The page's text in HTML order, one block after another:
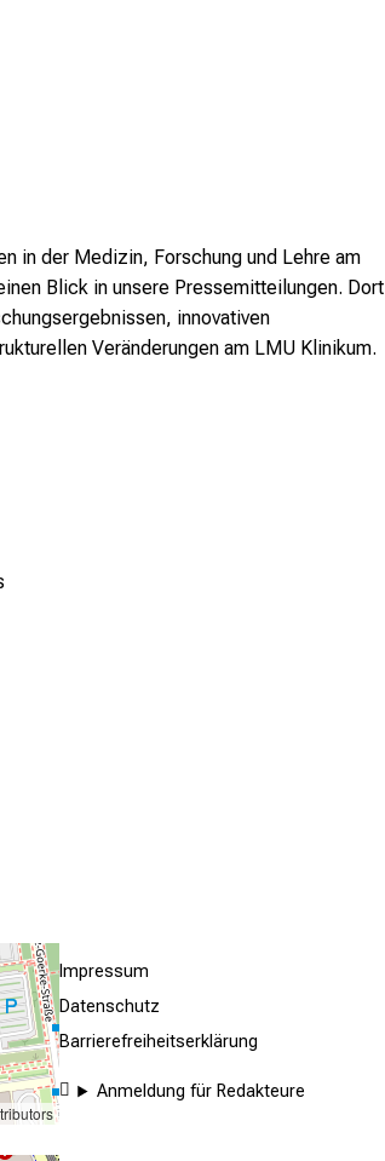
in der Medizin, Forschung und Lehre am
Blick in unsere Pressemitteilungen. Dort
innovativen
Veränderungen am LMU Klinikum.
Impressum
Datenschutz
Barrierefreiheitserklärung
Anmeldung für Redakteure